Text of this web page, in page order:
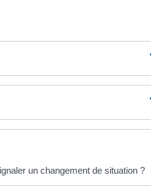
un changement de situation ?